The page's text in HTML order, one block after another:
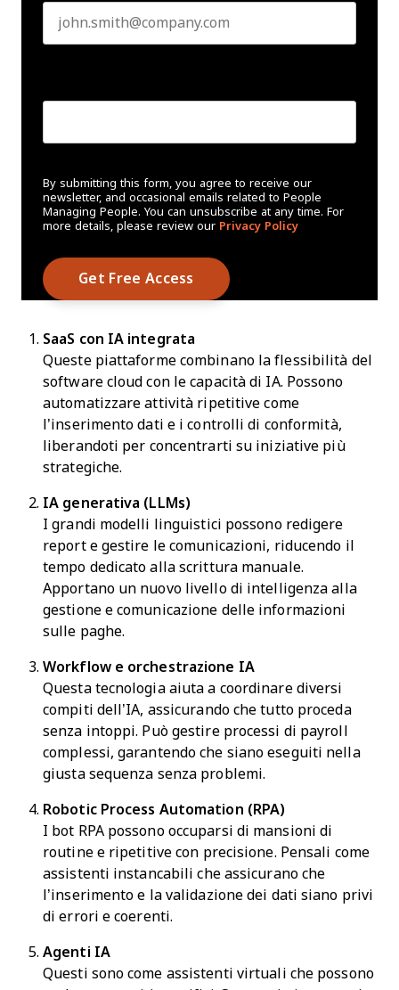
By submitting this form, you agree to receive our
newsletter, and occasional emails related to People
Managing People. You can unsubscribe at any time. For
more details, please review our Privacy Policy
SaaS con IA integrata
Queste piattaforme combinano la flessibilità del
software cloud con le capacità di IA. Possono
automatizzare attività ripetitive come
l’inserimento dati e i controlli di conformità,
liberandoti per concentrarti su iniziative più
strategiche.
IA generativa (LLMs)
I grandi modelli linguistici possono redigere
report e gestire le comunicazioni, riducendo il
tempo dedicato alla scrittura manuale.
Apportano un nuovo livello di intelligenza alla
gestione e comunicazione delle informazioni
sulle paghe.
Workflow e orchestrazione IA
Questa tecnologia aiuta a coordinare diversi
compiti dell’IA, assicurando che tutto proceda
senza intoppi. Può gestire processi di payroll
complessi, garantendo che siano eseguiti nella
giusta sequenza senza problemi.
Robotic Process Automation (RPA)
I bot RPA possono occuparsi di mansioni di
routine e ripetitive con precisione. Pensali come
assistenti instancabili che assicurano che
l’inserimento e la validazione dei dati siano privi
di errori e coerenti.
Agenti IA
Questi sono come assistenti virtuali che possono